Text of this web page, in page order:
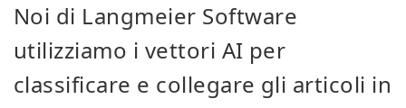
Noi di Langmeier Software
utilizziamo i vettori AI per
classificare e collegare gli articoli in